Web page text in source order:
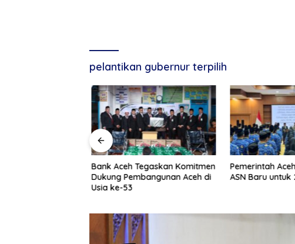
pelantikan gubernur terpilih
Bank Aceh Tegaskan Komitmen
Dukung Pembangunan Aceh di
Usia ke-53
Pemerintah
ASN Baru untuk